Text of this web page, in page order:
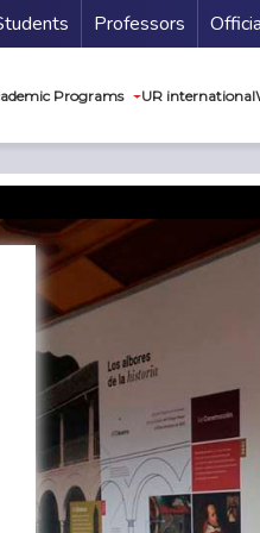
Professors
Programs UR international